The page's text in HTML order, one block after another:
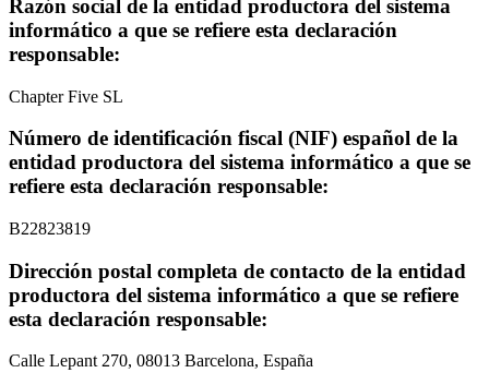
Razón social de la entidad productora del sistema
informático a que se refiere esta declaración
responsable:
Chapter Five SL
Número de identificación fiscal (NIF) español de la
entidad productora del sistema informático a que se
refiere esta declaración responsable:
B22823819
Dirección postal completa de contacto de la entidad
productora del sistema informático a que se refiere
esta declaración responsable:
Calle Lepant 270, 08013 Barcelona, España